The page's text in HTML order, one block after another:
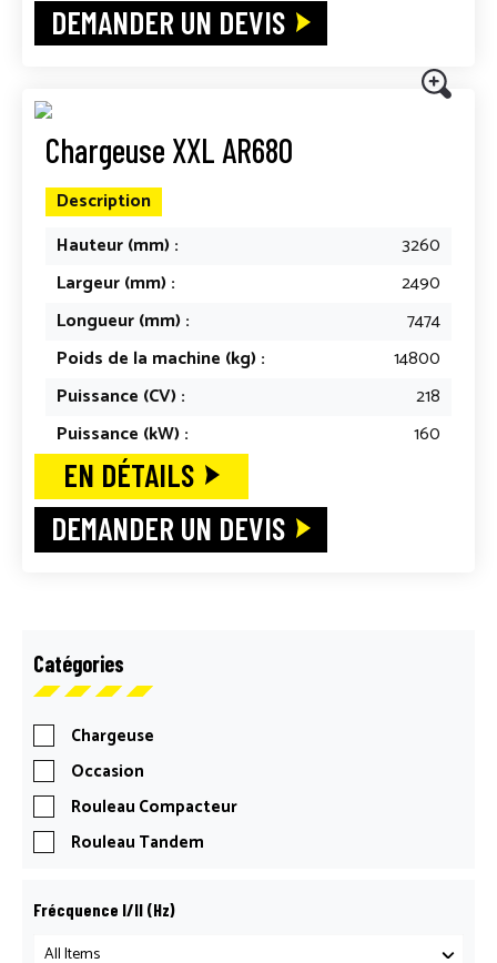
DEMANDER UN DEVIS
Chargeuse XXL AR680
Description
Hauteur (mm) :
3260
Largeur (mm) :
2490
Longueur (mm) :
7474
Poids de la machine (kg) :
14800
Puissance (CV) :
218
Puissance (kW) :
160
EN DÉTAILS
DEMANDER UN DEVIS
Catégories
Chargeuse
Occasion
Rouleau Compacteur
Rouleau Tandem
Frécquence I/II (Hz)